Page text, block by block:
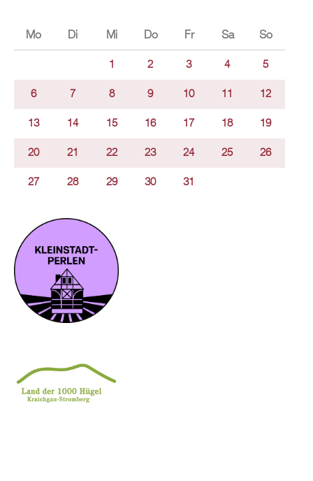
Mo Di Mi Do Fr Sa So
1 2 3 4 5
6 7 8 9 10 11 12
13 14 15 16 17 18 19
20 21 22 23 24 25 26
27 28 29 30 31